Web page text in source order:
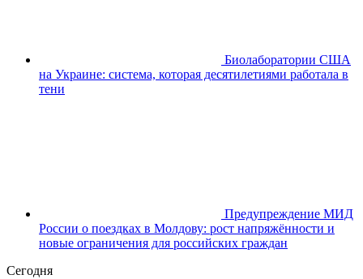
Биолаборатории США
на Украине: система, которая десятилетиями работала в
тени
Предупреждение МИД
России о поездках в Молдову: рост напряжённости и
новые ограничения для российских граждан
Сегодня